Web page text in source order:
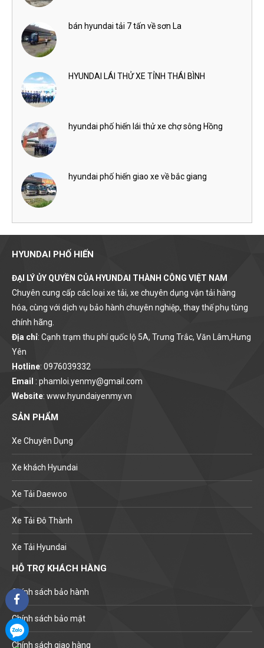
bán hyundai tải 7 tấn về sơn La
HYUNDAI LÁI THỬ XE TỈNH THÁI BÌNH
hyundai phố hiến lái thử xe chợ sông Hồng
hyundai phố hiến giao xe về bắc giang
HYUNDAI PHỐ HIẾN
ĐẠI LÝ ỦY QUYỀN CỦA HYUNDAI THÀNH CÔNG VIỆT NAM
Chuyên cung cấp các loại xe tải, xe chuyên dụng vận tải hàng
hóa, cùng với dịch vụ bảo hành chuyên nghiệp, thay thế phụ tùng
chính hãng.
Địa chỉ: Cạnh trạm thu phí quốc lộ 5A, Trưng Trắc, Văn Lâm,Hưng
Yên
Hotline: 0976039332
Email : phamloi.yenmy@gmail.com
Website: www.hyundaiyenmy.vn
SẢN PHẨM
Xe Chuyên Dụng
Xe khách Hyundai
Xe Tải Daewoo
Xe Tải Đô Thành
Xe Tải Hyundai
HỖ TRỢ KHÁCH HÀNG
Chính sách bảo hành
Chính sách bảo mật
Chính sách giao hàng